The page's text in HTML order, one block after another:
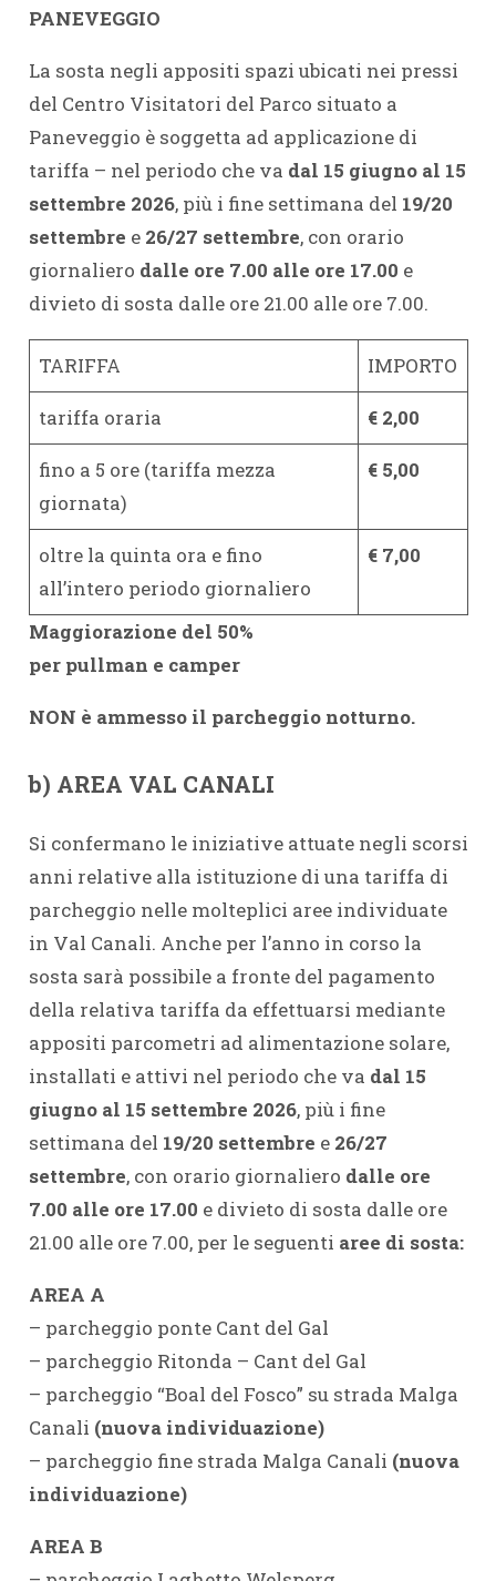
PANEVEGGIO
La sosta negli appositi spazi ubicati nei pressi
del Centro Visitatori del Parco situato a
Paneveggio è soggetta ad applicazione di
tariffa – nel periodo che va dal 15 giugno al 15
settembre 2026, più i fine settimana del 19/20
settembre e 26/27 settembre, con orario
giornaliero dalle ore 7.00 alle ore 17.00 e
divieto di sosta dalle ore 21.00 alle ore 7.00.
TARIFFA IMPORTO
tariffa oraria € 2,00
fino a 5 ore (tariffa mezza
giornata)
€ 5,00
oltre la quinta ora e fino
all’intero periodo giornaliero
€ 7,00
Maggiorazione del 50%
per pullman e camper
NON è ammesso il parcheggio notturno.
b) AREA VAL CANALI
Si confermano le iniziative attuate negli scorsi
anni relative alla istituzione di una tariffa di
parcheggio nelle molteplici aree individuate
in Val Canali. Anche per l’anno in corso la
sosta sarà possibile a fronte del pagamento
della relativa tariffa da effettuarsi mediante
appositi parcometri ad alimentazione solare,
installati e attivi nel periodo che va dal 15
giugno al 15 settembre 2026, più i fine
settimana del 19/20 settembre e 26/27
settembre, con orario giornaliero dalle ore
7.00 alle ore 17.00 e divieto di sosta dalle ore
21.00 alle ore 7.00, per le seguenti aree di sosta:
AREA A
– parcheggio ponte Cant del Gal
– parcheggio Ritonda – Cant del Gal
– parcheggio “Boal del Fosco” su strada Malga
Canali (nuova individuazione)
– parcheggio fine strada Malga Canali (nuova
individuazione)
AREA B